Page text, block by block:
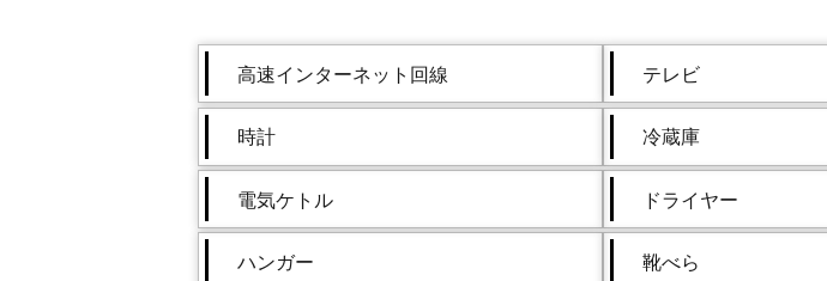
高速インターネット回線 テレビ
時計 冷蔵庫
電気ケトル ドライヤー
ハンガー 靴べら